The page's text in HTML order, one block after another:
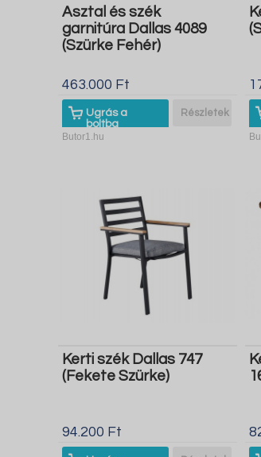
Asztal és szék
garnitúra Dallas 4089
(Szürke Fehér)
463.000 Ft
Ugrás a
boltba
Részletek
Butor1.hu
Kerti szék Dallas 747
(Fekete Szürke)
94.200 Ft